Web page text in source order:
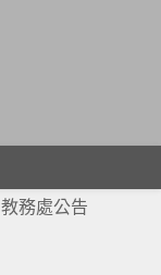
教務處公告